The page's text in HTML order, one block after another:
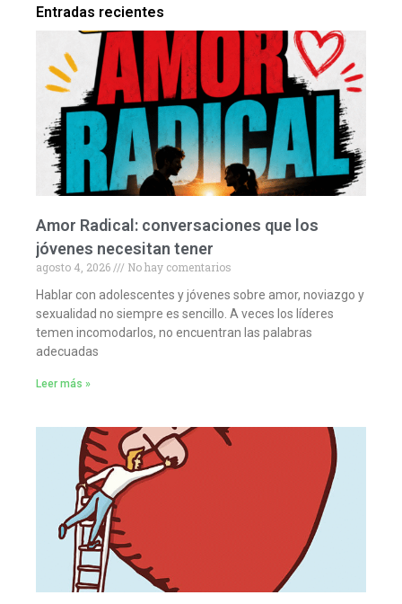
Entradas recientes
Amor Radical: conversaciones que los
jóvenes necesitan tener
agosto 4, 2026
No hay comentarios
Hablar con adolescentes y jóvenes sobre amor, noviazgo y
sexualidad no siempre es sencillo. A veces los líderes
temen incomodarlos, no encuentran las palabras
adecuadas
Leer más »